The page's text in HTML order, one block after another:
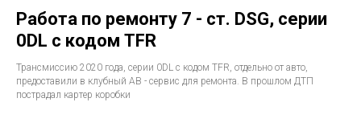
Работа по ремонту 7 - ст. DSG, серии
0DL с кодом TFR
Трансмиссию 2020 года, серии 0DL с кодом TFR, отдельно от авто,
предоставили в клубный АВ - сервис для ремонта. В прошлом ДТП
пострадал картер коробки